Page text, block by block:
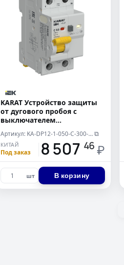
KARAT Устройство защиты
от дугового пробоя с
выключателем
дифференциального тока
1P+N C 50А 300мА тип AC IEK
Артикул: KA-DP12-1-050-C-300-AC ⧉
КИТАЙ
Под заказ 18 507 46 ₽
шт В корзину